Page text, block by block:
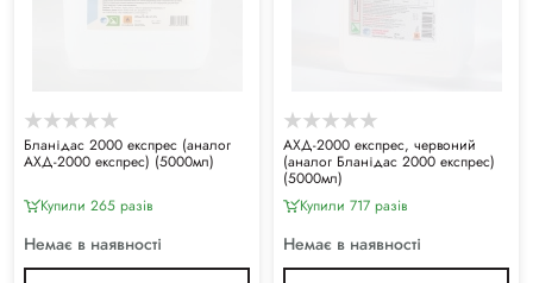
Бланідас 2000 експрес (аналог
АХД-2000 експрес) (5000мл)
Купили 265 разiв
Немає в наявності
АХД-2000 експрес, червоний
(аналог Бланідас 2000 експрес)
(5000мл)
Купили 717 разiв
Немає в наявності